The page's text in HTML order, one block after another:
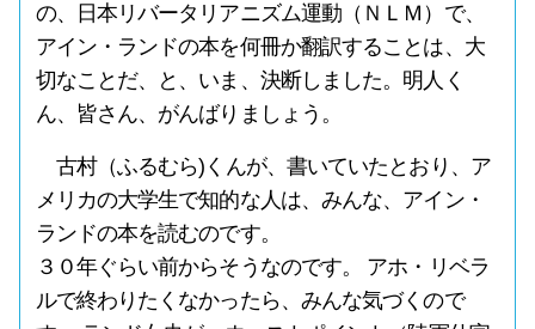
の、日本リバータリアニズム運動（ＮＬＭ）で、
アイン・ランドの本を何冊か翻訳することは、大
切なことだ、と、いま、決断しました。明人く
ん、皆さん、がんばりましょう。
古村（ふるむら)くんが、書いていたとおり、ア
メリカの大学生で知的な人は、みんな、アイン・
ランドの本を読むのです。
３０年ぐらい前からそうなのです。 アホ・リベラ
ルで終わりたくなかったら、みんな気づくので